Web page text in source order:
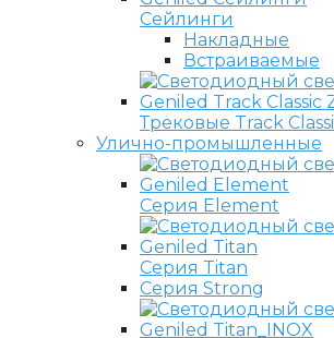
Сейлинги
Накладные
Встраиваемые
Трековые Track
Улично-промышленные
Серия Element
Серия Titan
Серия Strong